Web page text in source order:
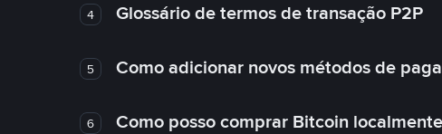
4 Glossário de termos de transação P2P
5 Como adicionar novos métodos de
6 Como posso comprar Bitcoin